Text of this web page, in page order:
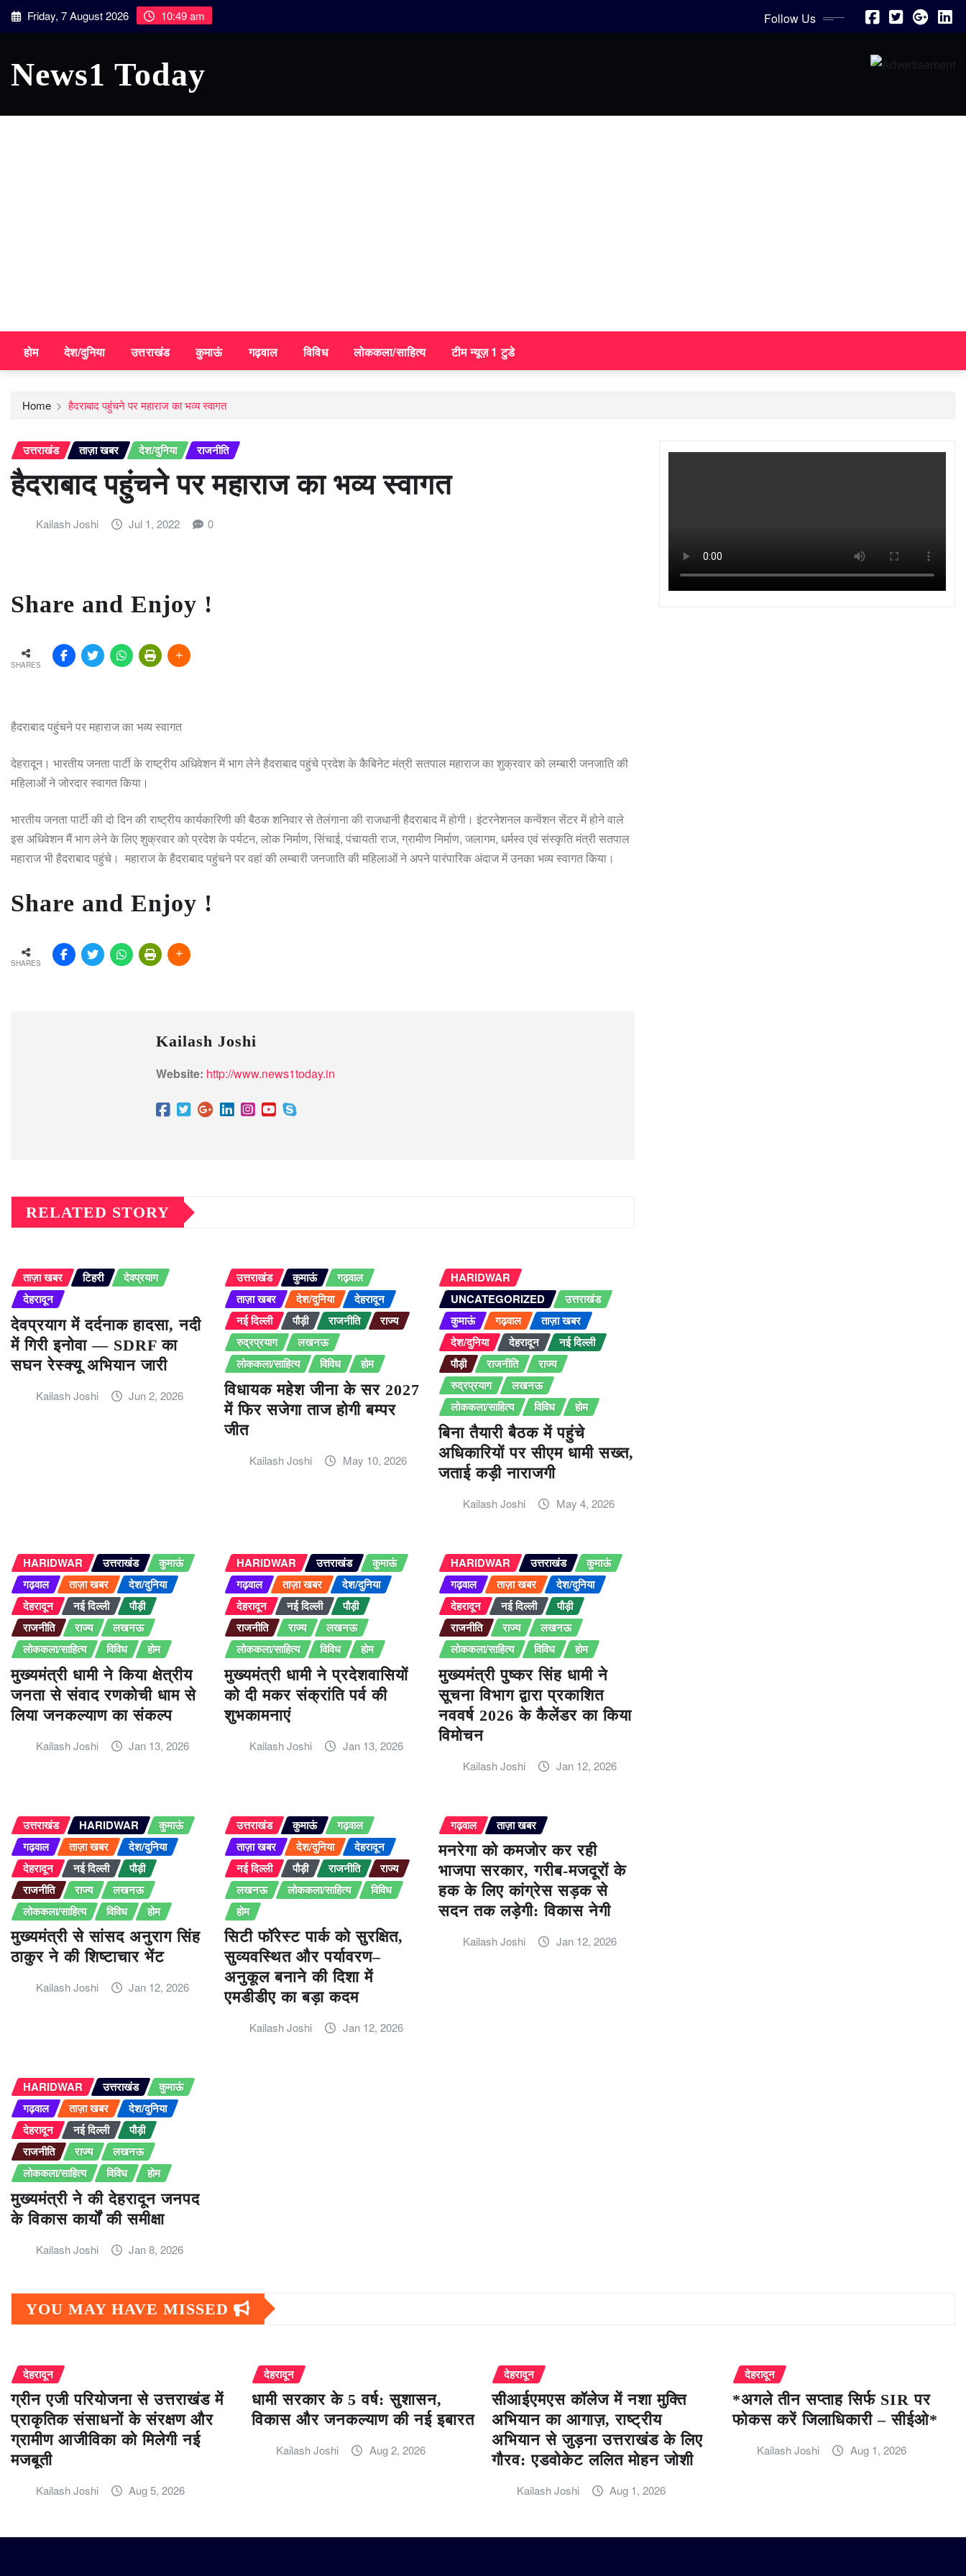
Skip Friday, 7 August 2026 10:49 am Follow Us
News1 Today
होम देश/दुनिया उत्तराखंड कुमाऊं गढ़वाल विविध लोककला/साहित्य टीम न्यूज़ 1 टुडे
Home हैदराबाद पहुंचने पर महाराज का भव्य स्वागत
उत्तराखंड ताज़ा खबर देश/दुनिया राजनीति
हैदराबाद पहुंचने पर महाराज का भव्य स्वागत
Kailash Joshi Jul 1, 2022 0
Share and Enjoy !
SHARES
हैदराबाद पहुंचने पर महाराज का भव्य स्वागत
देहरादून। भारतीय जनता पार्टी के राष्ट्रीय अधिवेशन में भाग लेने हैदराबाद पहुंचे प्रदेश के कैबिनेट मंत्री सतपाल महाराज का शुक्रवार को लम्बारी जनजाति की
महिलाओं ने जोरदार स्वागत किया।
भारतीय जनता पार्टी की दो दिन की राष्ट्रीय कार्यकारिणी की बैठक शनिवार से तेलंगाना की राजधानी हैदराबाद में होगी। इंटरनेशनल कन्वेंशन सेंटर में होने वाले
इस अधिवेशन मैं भाग लेने के लिए शुक्रवार को प्रदेश के पर्यटन, लोक निर्माण, सिंचाई, पंचायती राज, ग्रामीण निर्माण, जलागम, धर्मस्व एवं संस्कृति मंत्री सतपाल
महाराज भी हैदराबाद पहुंचे। महाराज के हैदराबाद पहुंचने पर वहां की लम्बारी जनजाति की महिलाओं ने अपने पारंपारिक अंदाज में उनका भव्य स्वागत किया।
Share and Enjoy !
SHARES
Kailash Joshi
Website: http://www.news1today.in
RELATED STORY
ताज़ा खबर टिहरी
देवप्रयाग
देहरादून
देवप्रयाग में दर्दनाक हादसा, नदी
में गिरी इनोवा — SDRF का
सघन रेस्क्यू अभियान जारी
Kailash Joshi Jun 2, 2026
उत्तराखंड कुमाऊं
गढ़वाल
ताज़ा खबर
देश/दुनिया
देहरादून
नई दिल्ली
पौड़ी राजनीति
राज्य
रुद्रप्रयाग
लखनऊ
लोककला/साहित्य
विविध होम
विधायक महेश जीना के सर 2027
में फिर सजेगा ताज होगी बम्पर
जीत
Kailash Joshi May 10, 2026
HARIDWAR
UNCATEGORIZED
उत्तराखंड
कुमाऊं
गढ़वाल
ताज़ा खबर
देश/दुनिया
देहरादून
नई दिल्ली
पौड़ी
राजनीति
राज्य
रुद्रप्रयाग
लखनऊ
लोककला/साहित्य
विविध होम
बिना तैयारी बैठक में पहुंचे
अधिकारियों पर सीएम धामी सख्त,
जताई कड़ी नाराजगी
Kailash Joshi May 4, 2026
HARIDWAR उत्तराखंड
कुमाऊं
गढ़वाल
ताज़ा खबर
देश/दुनिया
देहरादून
नई दिल्ली
पौड़ी
राजनीति
राज्य
लखनऊ
लोककला/साहित्य
विविध होम
मुख्यमंत्री धामी ने किया क्षेत्रीय
जनता से संवाद रणकोची धाम से
लिया जनकल्याण का संकल्प
Kailash Joshi Jan 13, 2026
HARIDWAR उत्तराखंड
कुमाऊं
गढ़वाल
ताज़ा खबर
देश/दुनिया
देहरादून
नई दिल्ली
पौड़ी
राजनीति
राज्य
लखनऊ
लोककला/साहित्य
विविध होम
मुख्यमंत्री धामी ने प्रदेशवासियों
को दी मकर संक्रांति पर्व की
शुभकामनाएं
Kailash Joshi Jan 13, 2026
HARIDWAR उत्तराखंड
कुमाऊं
गढ़वाल
ताज़ा खबर
देश/दुनिया
देहरादून
नई दिल्ली
पौड़ी
राजनीति
राज्य
लखनऊ
लोककला/साहित्य
विविध होम
मुख्यमंत्री पुष्कर सिंह धामी ने
सूचना विभाग द्वारा प्रकाशित
नववर्ष 2026 के कैलेंडर का किया
विमोचन
Kailash Joshi Jan 12, 2026
उत्तराखंड HARIDWAR
कुमाऊं
गढ़वाल
ताज़ा खबर
देश/दुनिया
देहरादून
नई दिल्ली
पौड़ी
राजनीति
राज्य
लखनऊ
लोककला/साहित्य
विविध होम
मुख्यमंत्री से सांसद अनुराग सिंह
ठाकुर ने की शिष्टाचार भेंट
Kailash Joshi Jan 12, 2026
उत्तराखंड कुमाऊं
गढ़वाल
ताज़ा खबर
देश/दुनिया
देहरादून
नई दिल्ली
पौड़ी राजनीति
राज्य
लखनऊ
लोककला/साहित्य
विविध
होम
सिटी फॉरेस्ट पार्क को सुरक्षित,
सुव्यवस्थित और पर्यावरण–
अनुकूल बनाने की दिशा में
एमडीडीए का बड़ा कदम
Kailash Joshi Jan 12, 2026
गढ़वाल ताज़ा खबर
मनरेगा को कमजोर कर रही
भाजपा सरकार, गरीब-मजदूरों के
हक के लिए कांग्रेस सड़क से
सदन तक लड़ेगी: विकास नेगी
Kailash Joshi Jan 12, 2026
HARIDWAR उत्तराखंड
कुमाऊं
गढ़वाल
ताज़ा खबर
देश/दुनिया
देहरादून
नई दिल्ली
पौड़ी
राजनीति
राज्य
लखनऊ
लोककला/साहित्य
विविध होम
मुख्यमंत्री ने की देहरादून जनपद
के विकास कार्यों की समीक्षा
Kailash Joshi Jan 8, 2026
YOU MAY HAVE MISSED
देहरादून
ग्रीन एजी परियोजना से उत्तराखंड में
प्राकृतिक संसाधनों के संरक्षण और
ग्रामीण आजीविका को मिलेगी नई
मजबूती
Kailash Joshi Aug 5, 2026
देहरादून
धामी सरकार के 5 वर्ष: सुशासन,
विकास और जनकल्याण की नई इबारत
Kailash Joshi Aug 2, 2026
देहरादून
सीआईएमएस कॉलेज में नशा मुक्ति
अभियान का आगाज़, राष्ट्रीय
अभियान से जुड़ना उत्तराखंड के लिए
गौरव: एडवोकेट ललित मोहन जोशी
Kailash Joshi Aug 1, 2026
देहरादून
*अगले तीन सप्ताह सिर्फ SIR पर
फोकस करें जिलाधिकारी – सीईओ*
Kailash Joshi Aug 1, 2026